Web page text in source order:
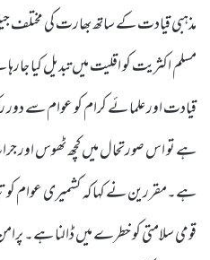
مذہبی قیادت کے ساتھ بھارت کی مختلف
مسلم اکثریت کو اقلیت میں تبدیل کیا
قیادت اور علما ئے کرام کو عوام سے دور
ہے تو اس صورتحال میں کچھ ٹھوس اور
ہے۔مقررین نے کہا کہ کشمیری عوام کو
قومی سلامتی کو خطرے میں ڈالنا ہے۔